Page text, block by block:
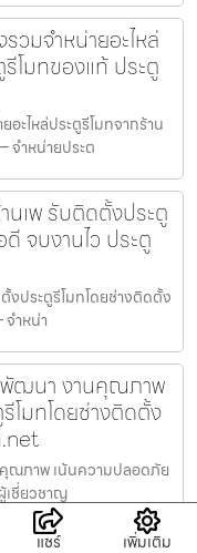
วมจำหน่ายอะไหล่
รีโมทของแท้ ประตู
ะไหล่ประตูรีโมทจากร้าน
จำหน่ายประต
นเพ รับติดตั้งประตู
จบงานไว ประตู
งประตูรีโมทโดยช่างติดตั้ง
ำหน่า
พัฒนา งานคุณภาพ
โมทโดยช่างติดตั้ง
ณภาพ เน้นความปลอดภัย
เชี่ยวชาญ
แชร์ เพิ่มเติม